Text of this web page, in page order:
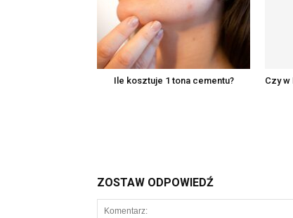
Ile kosztuje 1 tona cementu?
Czy
ZOSTAW ODPOWIEDŹ